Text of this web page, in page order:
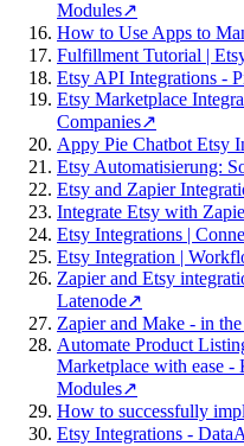
Modules↗
How to Use Apps to
Fulfillment Tutorial |
Etsy API Integrations -
Etsy Marketplace
Companies↗
Appy Pie Chatbot Etsy
Etsy Automatisierung:
Etsy and Zapier
Integrate Etsy with
Etsy Integrations |
Etsy Integration |
Zapier and Etsy
Latenode↗
Zapier and Make - in
Automate Product
Marketplace with ease
Modules↗
How to successfully
Etsy Integrations -